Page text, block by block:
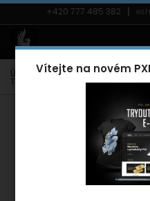
Vítejte na novém PXI
+420 777 485 382
Úvodní strana E-shop Móda
Tričko Phoenix BALOON - kid/pink
Záleží nám
soukromí
Cookies